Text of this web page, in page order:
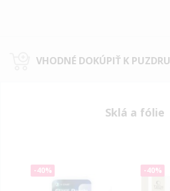
VHODNÉ DOKÚPIŤ K PUZDRU
Sklá a fólie
-40% -40%